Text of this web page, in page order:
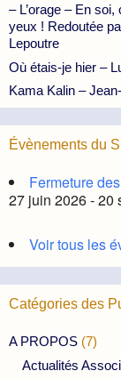
– L’orage – En
yeux ! Redoutée
Lepoutre
Où étais-je hier –
Kama Kalin –
Évènements du
Fermeture
27 juin 2026 - 20
Voir tous les
Catégories des
A PROPOS (7)
Actualités